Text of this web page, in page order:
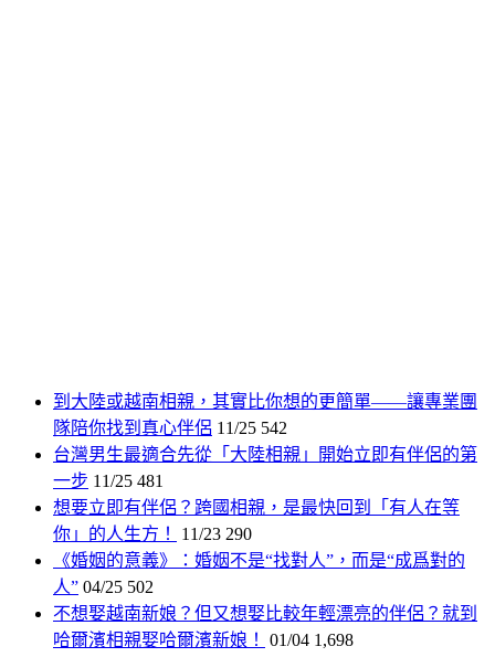
到大陸或越南相親，其實比你想的更簡單——讓專業團
隊陪你找到真心伴侶 11/25 542
台灣男生最適合先從「大陸相親」開始立即有伴侶的第
一步 11/25 481
想要立即有伴侶？跨國相親，是最快回到「有人在等
你」的人生方！
11/23 290
《婚姻的意義》：婚姻不是“找對人”，而是“成爲對的
人” 04/25 502
不想娶越南新娘？但又想娶比較年輕漂亮的伴侶？就到
哈爾濱相親娶哈爾濱新娘！
01/04 1,698